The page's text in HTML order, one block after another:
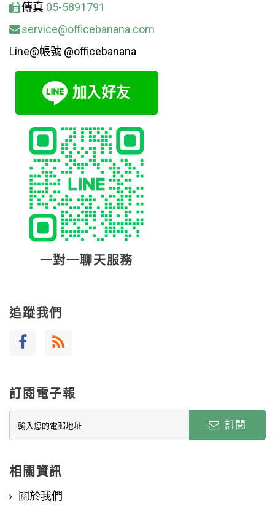
傳真 05-5891791
service@officebanana.com
Line@帳號 @officebanana
一對一聊天服務
追蹤我們
訂閱電子報
訂閱
相關資訊
關於我們